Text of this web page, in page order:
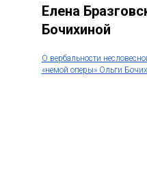
Елена
Бочихиной
О вербальности
«немой оперы» Ольги